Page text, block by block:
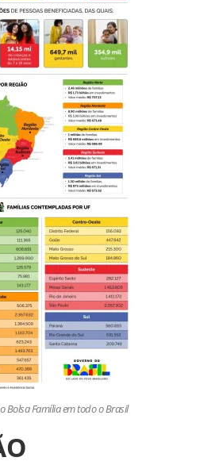
Bolsa Família em todo o Brasil